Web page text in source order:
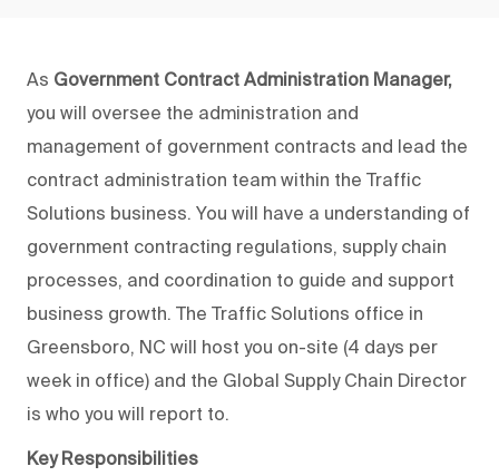
As Government Contract Administration Manager,
you will oversee the administration and
management of government contracts and lead the
contract administration team within the Traffic
Solutions business. You will have a understanding of
government contracting regulations, supply chain
processes, and coordination to guide and support
business growth. The Traffic Solutions office in
Greensboro, NC will host you on-site (4 days per
week in office) and the Global Supply Chain Director
is who you will report to.
Key Responsibilities